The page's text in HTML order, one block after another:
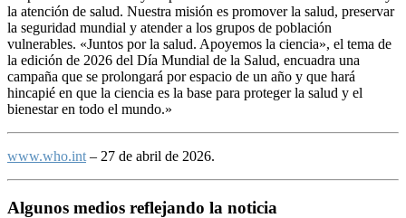
la atención de salud. Nuestra misión es promover la salud, preservar
la seguridad mundial y atender a los grupos de población
vulnerables. «Juntos por la salud. Apoyemos la ciencia», el tema de
la edición de 2026 del Día Mundial de la Salud, encuadra una
campaña que se prolongará por espacio de un año y que hará
hincapié en que la ciencia es la base para proteger la salud y el
bienestar en todo el mundo.»
www.who.int – 27 de abril de 2026.
Algunos medios reflejando la noticia